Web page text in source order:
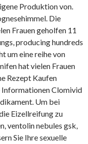
Produktion von.
Die
Frauen geholfen 11
producing hundreds
um eine reihe von
hat vielen Frauen
Rezept Kaufen
Informationen Clomivid
Um bei
Eizellreifung zu
ventolin nebules gsk,
Sie Ihre sexuelle